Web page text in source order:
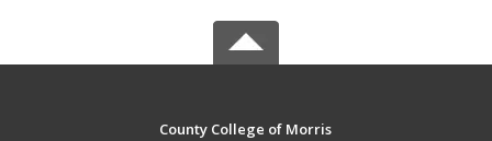
County College of Morris